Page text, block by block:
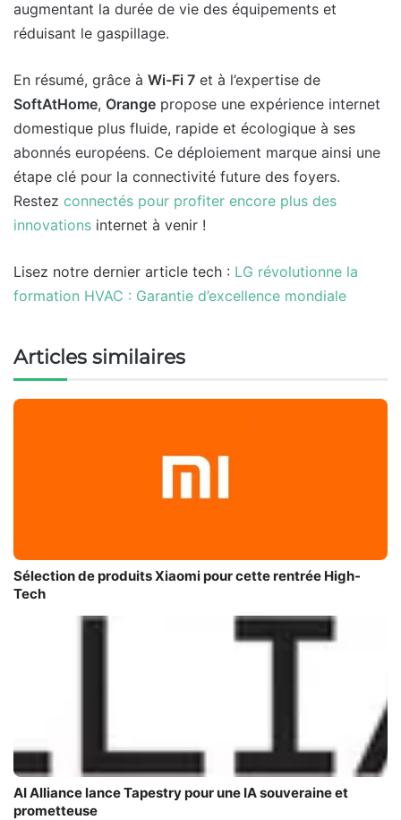
augmentant la durée de vie des équipements et
réduisant le gaspillage.
En résumé, grâce à Wi-Fi 7 et à l’expertise de
SoftAtHome, Orange propose une expérience internet
domestique plus fluide, rapide et écologique à ses
abonnés européens. Ce déploiement marque ainsi une
étape clé pour la connectivité future des foyers.
Restez connectés pour profiter encore plus des
innovations internet à venir !
Lisez notre dernier article tech : LG révolutionne la
formation HVAC : Garantie d’excellence mondiale
Articles similaires
Sélection de produits Xiaomi pour cette rentrée High-
Tech
AI Alliance lance Tapestry pour une IA souveraine et
prometteuse